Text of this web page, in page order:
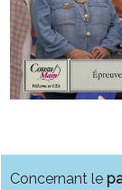
Concernant le